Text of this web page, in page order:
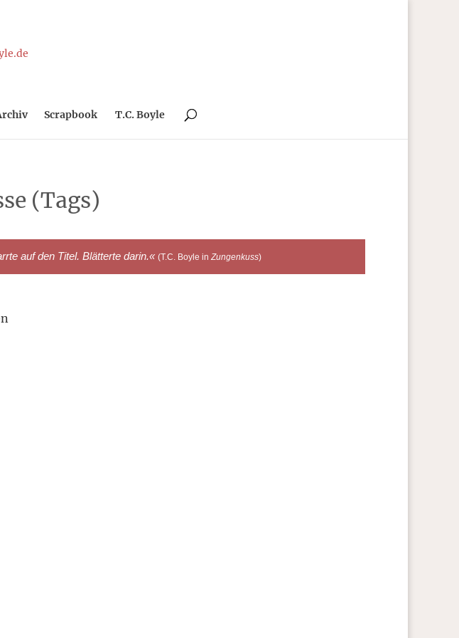
Scrapbook T.C. Boyle
(Tags)
auf den Titel. Blätterte darin.« (T.C. Boyle in Zungenkuss)